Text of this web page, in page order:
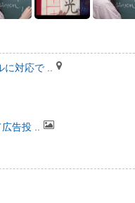
対応で ..
告投 ..